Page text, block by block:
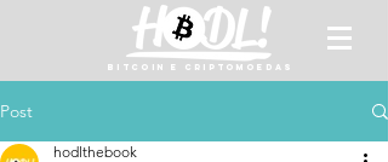
BITCOIN E CRIPTOMOEDAS
Post
hodlthebook